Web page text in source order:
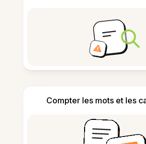
Compter les mots et les